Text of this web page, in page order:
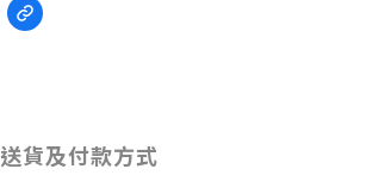
送貨及付款方式